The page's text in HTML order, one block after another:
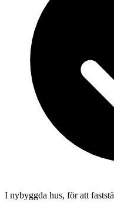
I nybyggda hus, för att